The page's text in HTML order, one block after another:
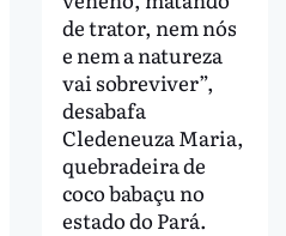
de trator, nem nós
e nem a natureza
vai sobreviver”,
desabafa
Cledeneuza Maria,
quebradeira de
coco babaçu no
estado do Pará.